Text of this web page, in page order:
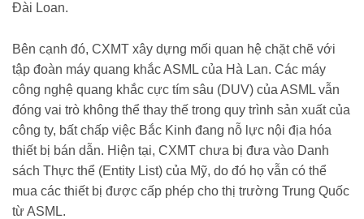
Đài Loan.
Bên cạnh đó, CXMT xây dựng mối quan hệ chặt chẽ với
tập đoàn máy quang khắc ASML của Hà Lan. Các máy
công nghệ quang khắc cực tím sâu (DUV) của ASML vẫn
đóng vai trò không thể thay thế trong quy trình sản xuất của
công ty, bất chấp việc Bắc Kinh đang nỗ lực nội địa hóa
thiết bị bán dẫn. Hiện tại, CXMT chưa bị đưa vào Danh
sách Thực thể (Entity List) của Mỹ, do đó họ vẫn có thể
mua các thiết bị được cấp phép cho thị trường Trung Quốc
từ ASML.